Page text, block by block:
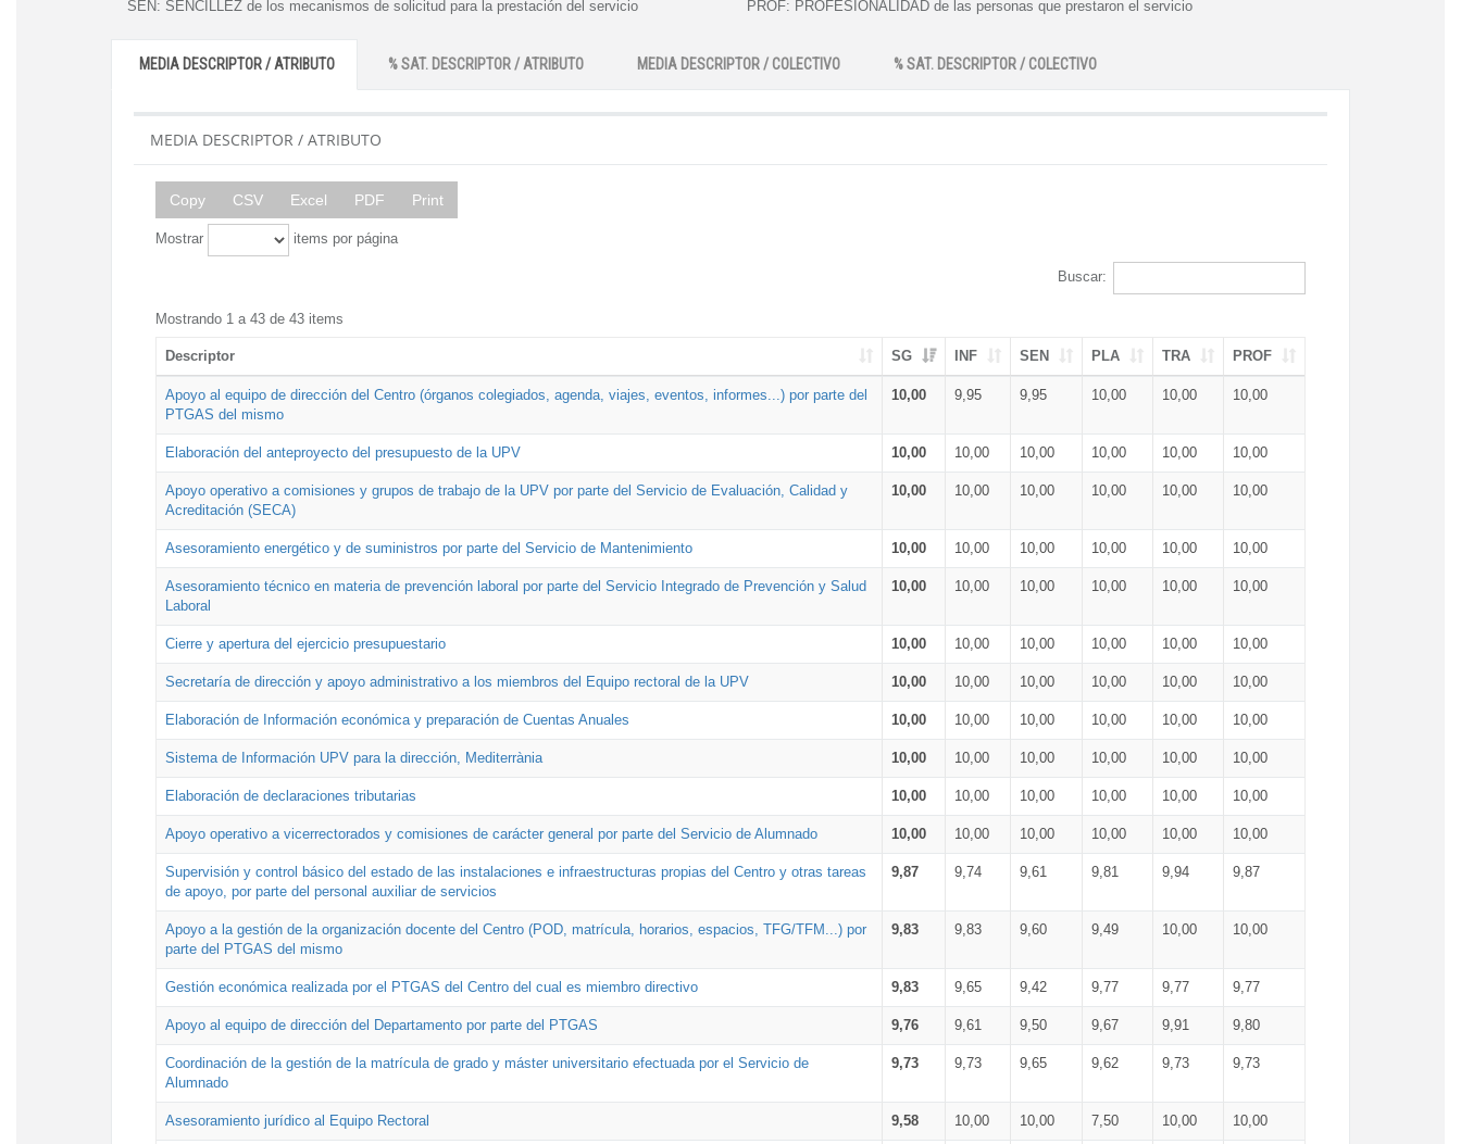
SEN: SENCILLEZ de los mecanismos de solicitud para la prestación del servicio
PROF: PROFESIONALIDAD de las personas que prestaron el servicio
MEDIA DESCRIPTOR / ATRIBUTO % SAT. DESCRIPTOR / ATRIBUTO MEDIA DESCRIPTOR / COLECTIVO % SAT. DESCRIPTOR / COLECTIVO
MEDIA DESCRIPTOR / ATRIBUTO
Copy CSV Excel PDF Print
Mostrar items por página
Buscar:
Mostrando 1 a 43 de 43 items
Descriptor SG INF SEN PLA TRA PROF
Apoyo al equipo de dirección del Centro (órganos colegiados, agenda, viajes, eventos, informes...) por parte del
PTGAS del mismo
10,00 9,95 9,95 10,00 10,00 10,00
Elaboración del anteproyecto del presupuesto de la UPV 10,00 10,00 10,00 10,00 10,00 10,00
Apoyo operativo a comisiones y grupos de trabajo de la UPV por parte del Servicio de Evaluación, Calidad y
Acreditación (SECA)
10,00 10,00 10,00 10,00 10,00 10,00
Asesoramiento energético y de suministros por parte del Servicio de Mantenimiento 10,00 10,00 10,00 10,00 10,00 10,00
Asesoramiento técnico en materia de prevención laboral por parte del Servicio Integrado de Prevención y Salud
Laboral
10,00 10,00 10,00 10,00 10,00 10,00
Cierre y apertura del ejercicio presupuestario 10,00 10,00 10,00 10,00 10,00 10,00
Secretaría de dirección y apoyo administrativo a los miembros del Equipo rectoral de la UPV 10,00 10,00 10,00 10,00 10,00 10,00
Elaboración de Información económica y preparación de Cuentas Anuales 10,00 10,00 10,00 10,00 10,00 10,00
Sistema de Información UPV para la dirección, Mediterrània 10,00 10,00 10,00 10,00 10,00 10,00
Elaboración de declaraciones tributarias 10,00 10,00 10,00 10,00 10,00 10,00
Apoyo operativo a vicerrectorados y comisiones de carácter general por parte del Servicio de Alumnado 10,00 10,00 10,00 10,00 10,00 10,00
Supervisión y control básico del estado de las instalaciones e infraestructuras propias del Centro y otras tareas
de apoyo, por parte del personal auxiliar de servicios
9,87 9,74 9,61 9,81 9,94 9,87
Apoyo a la gestión de la organización docente del Centro (POD, matrícula, horarios, espacios, TFG/TFM...) por
parte del PTGAS del mismo
9,83 9,83 9,60 9,49 10,00 10,00
Gestión económica realizada por el PTGAS del Centro del cual es miembro directivo 9,83 9,65 9,42 9,77 9,77 9,77
Apoyo al equipo de dirección del Departamento por parte del PTGAS 9,76 9,61 9,50 9,67 9,91 9,80
Coordinación de la gestión de la matrícula de grado y máster universitario efectuada por el Servicio de
Alumnado
9,73 9,73 9,65 9,62 9,73 9,73
Asesoramiento jurídico al Equipo Rectoral 9,58 10,00 10,00 7,50 10,00 10,00